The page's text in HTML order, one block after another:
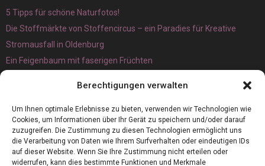
Berechtigungen verwalten
Um Ihnen optimale Erlebnisse zu bieten, verwenden wir Technologien wie
Cookies, um Informationen über Ihr Gerät zu speichern und/oder darauf
zuzugreifen. Die Zustimmung zu diesen Technologien ermöglicht uns
die Verarbeitung von Daten wie Ihrem Surfverhalten oder eindeutigen IDs
auf dieser Website. Wenn Sie Ihre Zustimmung nicht erteilen oder
widerrufen, kann dies bestimmte Funktionen und Merkmale
5 Tipps für schöne Naturfotos!
Die Stoffmärkte von Stoffencircus – ein Paradies für Kreative
Stromausfall in Oldenburg
Ein Feigenbaum mit faserigen Früchten
Magnetangeln